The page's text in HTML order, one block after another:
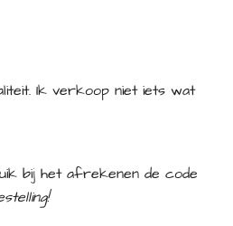
Ik verkoop niet iets wat
bij het afrekenen de code